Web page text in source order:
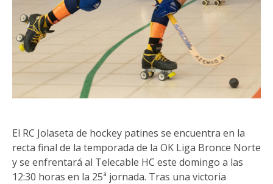
El RC Jolaseta de hockey patines se encuentra en la
recta final de la temporada de la OK Liga Bronce Norte
y se enfrentará al Telecable HC este domingo a las
12:30 horas en la 25ª jornada. Tras una victoria